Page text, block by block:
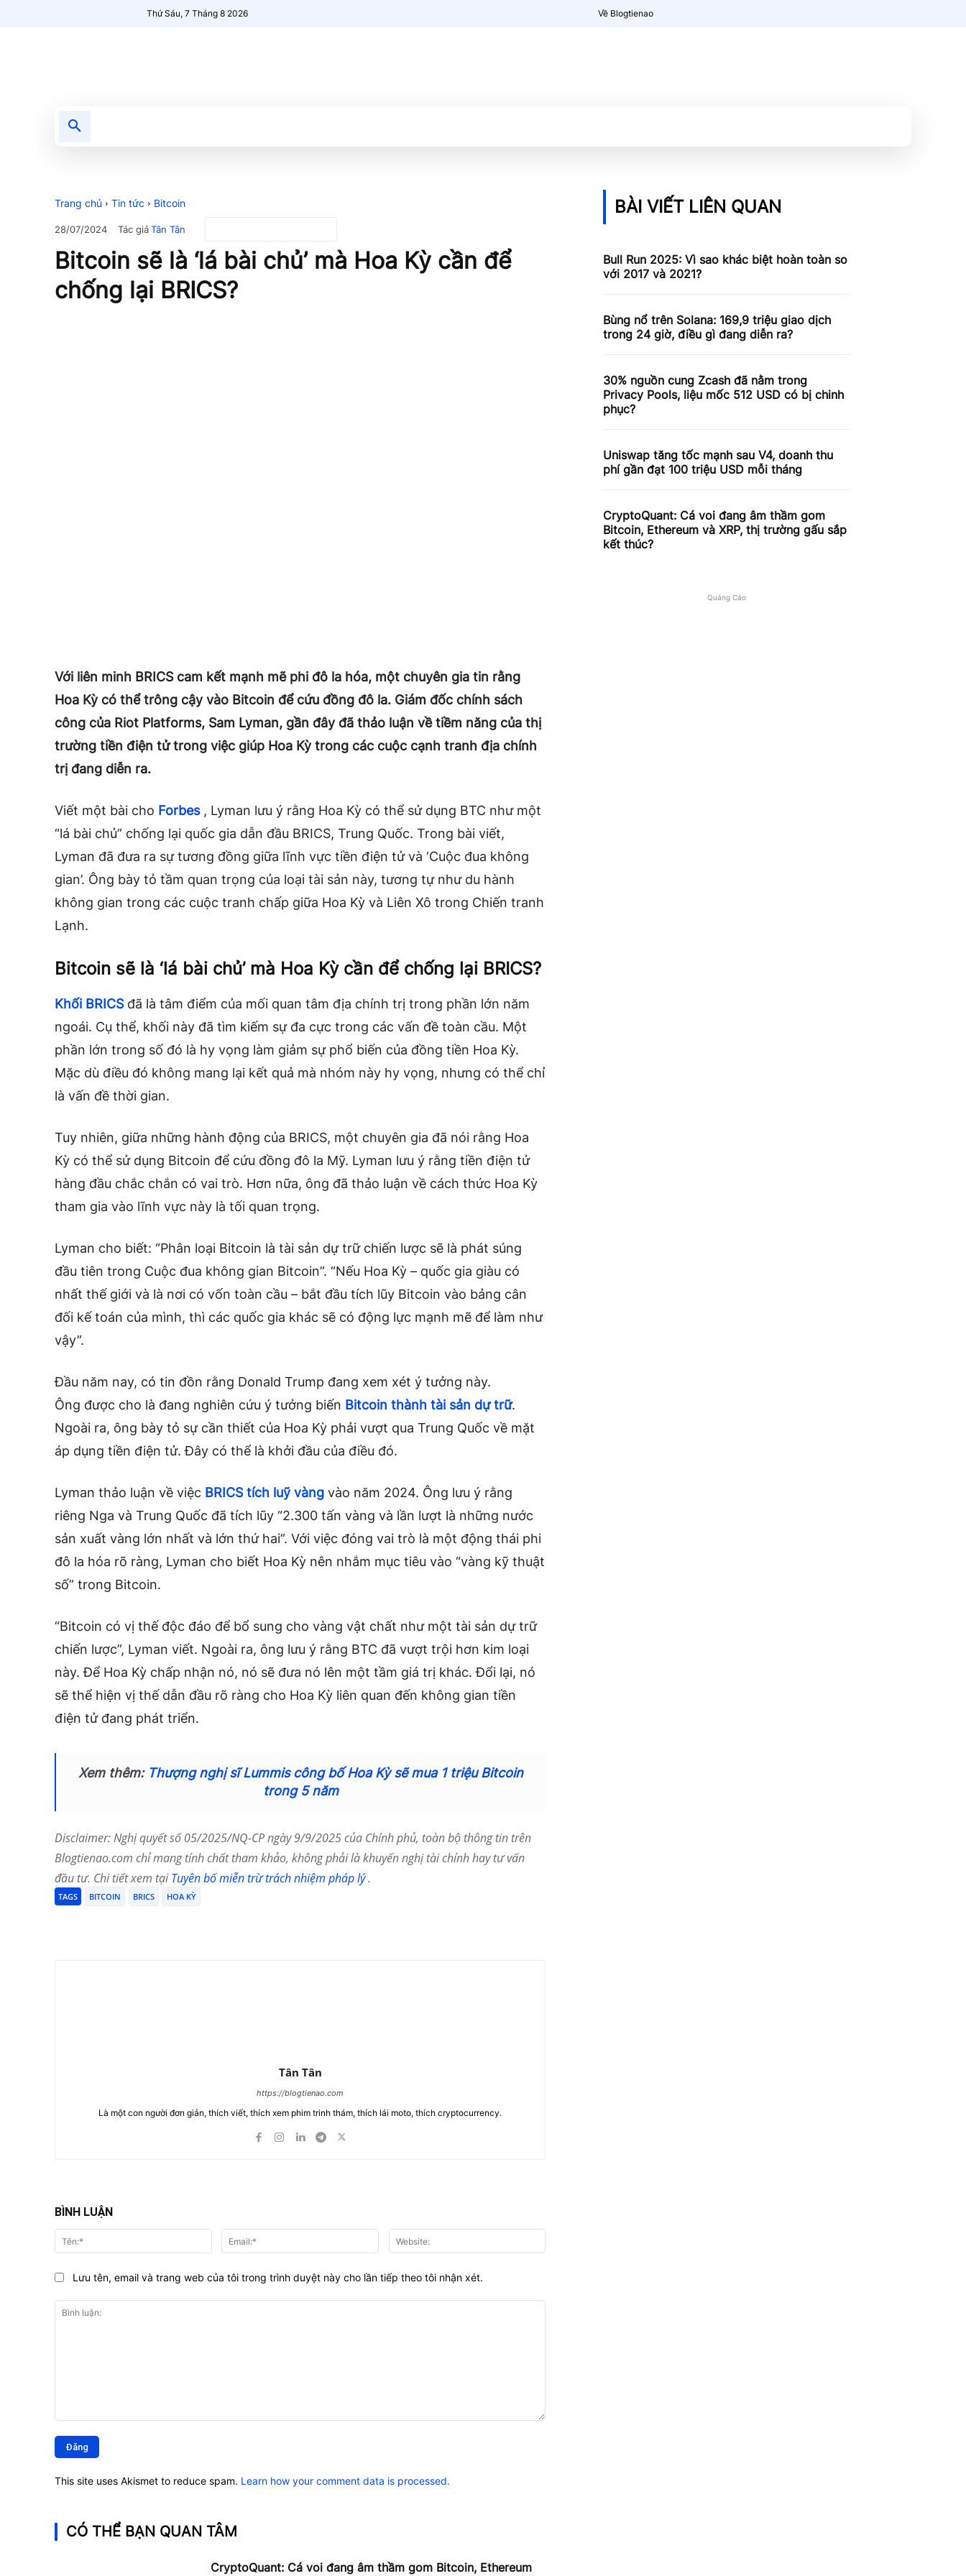
Thứ Sáu, 7 Tháng 8 2026 Về Blogtienao
Trang chủ Tin tức Bitcoin
28/07/2024 Tác giảTân Tân
Bitcoin sẽ là ‘lá ​​bài chủ’ mà Hoa Kỳ cần để
chống lại BRICS?
Với liên minh BRICS cam kết mạnh mẽ phi đô la hóa, một chuyên gia tin rằng
Hoa Kỳ có thể trông cậy vào Bitcoin để cứu đồng đô la. Giám đốc chính sách
công của Riot Platforms, Sam Lyman, gần đây đã thảo luận về tiềm năng của thị
trường tiền điện tử trong việc giúp Hoa Kỳ trong các cuộc cạnh tranh địa chính
trị đang diễn ra.
Viết một bài cho Forbes, Lyman lưu ý rằng Hoa Kỳ có thể sử dụng BTC như một
“lá bài chủ” chống lại quốc gia dẫn đầu BRICS, Trung Quốc. Trong bài viết,
Lyman đã đưa ra sự tương đồng giữa lĩnh vực tiền điện tử và ‘Cuộc đua không
gian’. Ông bày tỏ tầm quan trọng của loại tài sản này, tương tự như du hành
không gian trong các cuộc tranh chấp giữa Hoa Kỳ và Liên Xô trong Chiến tranh
Lạnh.
Bitcoin sẽ là ‘lá ​​bài chủ’ mà Hoa Kỳ cần để chống lại BRICS?
Khối BRICSđã là tâm điểm của mối quan tâm địa chính trị trong phần lớn năm
ngoái. Cụ thể, khối này đã tìm kiếm sự đa cực trong các vấn đề toàn cầu. Một
phần lớn trong số đó là hy vọng làm giảm sự phổ biến của đồng tiền Hoa Kỳ.
Mặc dù điều đó không mang lại kết quả mà nhóm này hy vọng, nhưng có thể chỉ
là vấn đề thời gian.
Tuy nhiên, giữa những hành động của BRICS, một chuyên gia đã nói rằng Hoa
Kỳ có thể sử dụng Bitcoin để cứu đồng đô la Mỹ. Lyman lưu ý rằng tiền điện tử
hàng đầu chắc chắn có vai trò. Hơn nữa, ông đã thảo luận về cách thức Hoa Kỳ
tham gia vào lĩnh vực này là tối quan trọng.
Lyman cho biết: “Phân loại Bitcoin là tài sản dự trữ chiến lược sẽ là phát súng
đầu tiên trong Cuộc đua không gian Bitcoin”. “Nếu Hoa Kỳ – quốc gia giàu có
nhất thế giới và là nơi có vốn toàn cầu – bắt đầu tích lũy Bitcoin vào bảng cân
đối kế toán của mình, thì các quốc gia khác sẽ có động lực mạnh mẽ để làm như
vậy”.
Đầu năm nay, có tin đồn rằng Donald Trump đang xem xét ý tưởng này.
Ông được cho là đang nghiên cứu ý tưởng biến Bitcoin thành tài sản dự trữ.
Ngoài ra, ông bày tỏ sự cần thiết của Hoa Kỳ phải vượt qua Trung Quốc về mặt
áp dụng tiền điện tử. Đây có thể là khởi đầu của điều đó.
Lyman thảo luận về việc BRICS tích luỹ vàng vào năm 2024. Ông lưu ý rằng
riêng Nga và Trung Quốc đã tích lũy “2.300 tấn vàng và lần lượt là những nước
sản xuất vàng lớn nhất và lớn thứ hai”. Với việc đóng vai trò là một động thái phi
đô la hóa rõ ràng, Lyman cho biết Hoa Kỳ nên nhắm mục tiêu vào “vàng kỹ thuật
số” trong Bitcoin.
“Bitcoin có vị thế độc đáo để bổ sung cho vàng vật chất như một tài sản dự trữ
chiến lược”, Lyman viết. Ngoài ra, ông lưu ý rằng BTC đã vượt trội hơn kim loại
này. Để Hoa Kỳ chấp nhận nó, nó sẽ đưa nó lên một tầm giá trị khác. Đổi lại, nó
sẽ thể hiện vị thế dẫn đầu rõ ràng cho Hoa Kỳ liên quan đến không gian tiền
điện tử đang phát triển.
Xem thêm: Thượng nghị sĩ Lummis công bố Hoa Kỳ sẽ mua 1 triệu Bitcoin
trong 5 năm
Disclaimer: Nghị quyết số 05/2025/NQ-CP ngày 9/9/2025 của Chính phủ, toàn bộ thông tin trên
Blogtienao.com chỉ mang tính chất tham khảo, không phải là khuyến nghị tài chính hay tư vấn
đầu tư. Chi tiết xem tạiTuyên bố miễn trừ trách nhiệm pháp lý.
TAGS BITCOIN BRICS HOA KỲ
Tân Tân
https://blogtienao.com
Là một con người đơn giản, thích viết, thích xem phim trinh thám, thích lái moto, thích cryptocurrency.
BÌNH LUẬN
luận:
Tên:* Email:*
Lưu tên, email và trang web của tôi trong trình duyệt này cho lần tiếp theo tôi nhận xét.
This site uses Akismet to reduce spam. Learn how your comment data is processed.
CÓ THỂ BẠN QUAN TÂM
CryptoQuant: Cá voi đang âm thầm gom Bitcoin, Ethereum
BÀI VIẾT LIÊN QUAN
Bull Run 2025: Vì sao khác biệt hoàn toàn so
với 2017 và 2021?
Bùng nổ trên Solana: 169,9 triệu giao dịch
trong 24 giờ, điều gì đang diễn ra?
30% nguồn cung Zcash đã nằm trong
Privacy Pools, liệu mốc 512 USD có bị chinh
phục?
Uniswap tăng tốc mạnh sau V4, doanh thu
phí gần đạt 100 triệu USD mỗi tháng
CryptoQuant: Cá voi đang âm thầm gom
Bitcoin, Ethereum và XRP, thị trường gấu sắp
kết thúc?
Quảng Cáo